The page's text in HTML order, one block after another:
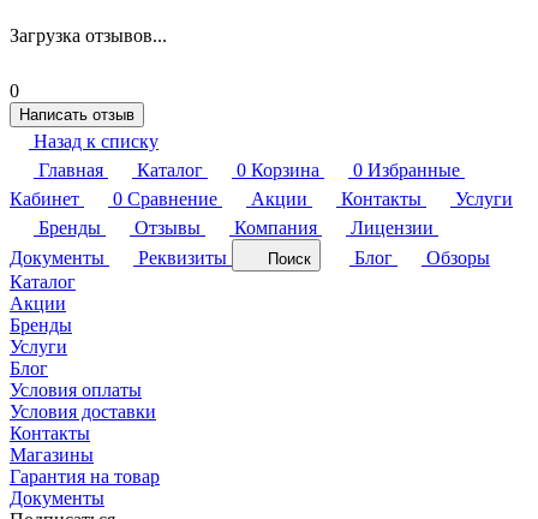
Загрузка отзывов...
0
Написать отзыв
Назад к списку
Главная
Каталог 0 Корзина 0 Избранные
Кабинет
0 Сравнение Акции Контакты
Услуги
Бренды
Отзывы Компания
Лицензии
Документы
Реквизиты Поиск Блог
Обзоры
Каталог
Акции
Бренды
Услуги
Блог
Условия оплаты
Условия доставки
Контакты
Магазины
Гарантия на товар
Документы